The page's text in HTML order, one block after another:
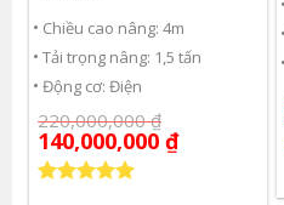
Chiều cao nâng: 4m
Tải trọng nâng: 1,5 tấn
Động cơ: Điện
220,000,000₫
140,000,000 ₫